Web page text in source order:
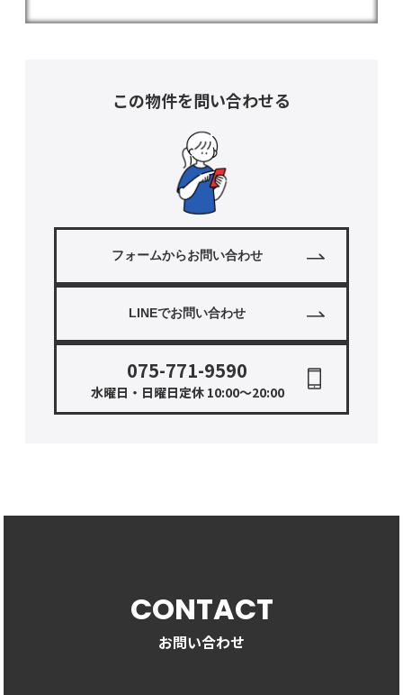
この物件を問い合わせる
フォームからお問い合わせ
LINEでお問い合わせ
075-771-9590
水曜日・日曜日定休 10:00〜20:00
CONTACT
お問い合わせ